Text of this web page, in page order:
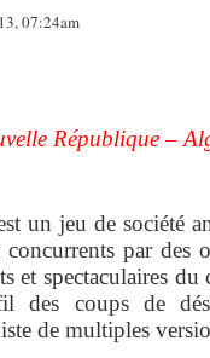
07:24am
République –
un jeu de société
par des
et spectaculaires
des coups de
de multiples